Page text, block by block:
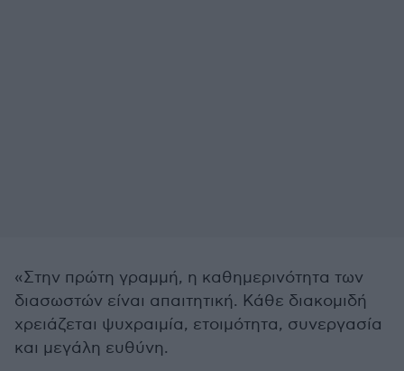
«Στην πρώτη γραμμή, η καθημερινότητα των
διασωστών είναι απαιτητική. Κάθε διακομιδή
χρειάζεται ψυχραιμία, ετοιμότητα, συνεργασία
και μεγάλη ευθύνη.